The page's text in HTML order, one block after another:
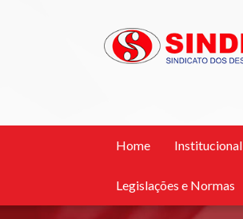
Home Institucional
Legislações e Normas